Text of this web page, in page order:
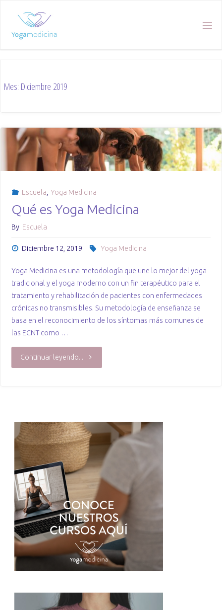
Mes: Diciembre 2019
Escuela Yoga Medicina
Qué es Yoga Medicina
By Escuela
Diciembre 12, 2019 Yoga Medicina
Yoga Medicina es una metodología que une lo mejor del yoga
tradicional y el yoga moderno con un fin terapéutico para el
tratamiento y rehabilitación de pacientes con enfermedades
crónicas no transmisibles. Su metodología de enseñanza se
basa en el reconocimiento de los síntomas más comunes de
las ECNT como …
Continuar leyendo... "Qué
Medicina"